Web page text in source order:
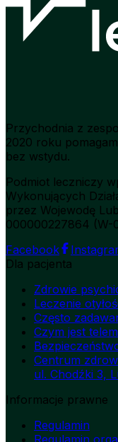
Przychodnia z
2020 roku
bez wstydu.
Podmiot leczniczy
Wykonujących
przez Wojewodę
000000227864 (W-
Facebook
Dla pacjenta
Zdrowie
Leczenie
Często
Czym jest
Centrum
ul. Chodźki 3,
Informacje prawne
Regulamin